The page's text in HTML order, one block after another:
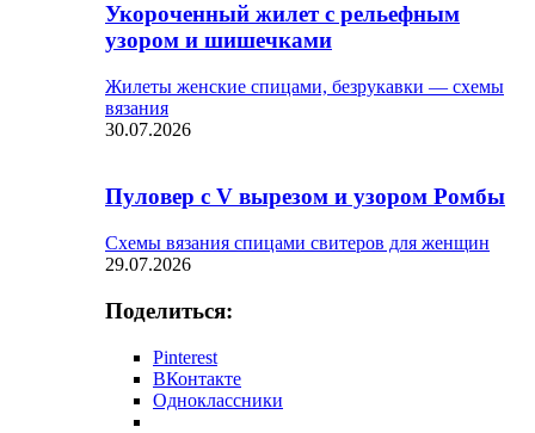
Укороченный жилет с рельефным
узором и шишечками
Жилеты женские спицами, безрукавки — схемы
вязания
30.07.2026
Пуловер с V вырезом и узором Ромбы
Схемы вязания спицами свитеров для женщин
29.07.2026
Поделиться:
Pinterest
ВКонтакте
Одноклассники